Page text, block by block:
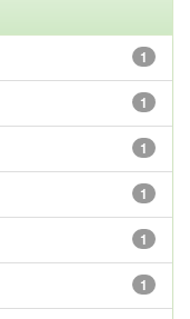
1
1
1
1
1
1